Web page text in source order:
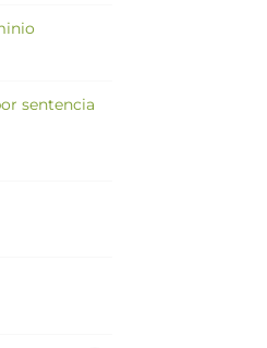
sentencia